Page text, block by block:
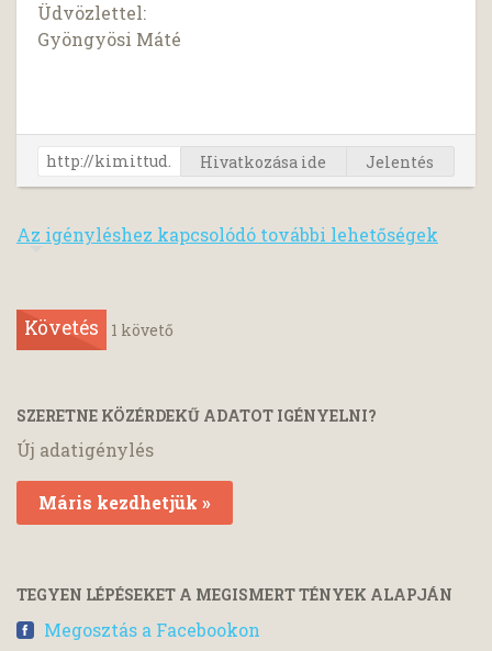
Üdvözlettel:
Gyöngyösi Máté
Hivatkozása ide Jelentés
Az igényléshez kapcsolódó további lehetőségek
Követés 1 követő
SZERETNE KÖZÉRDEKŰ ADATOT IGÉNYELNI?
Új adatigénylés
Máris kezdhetjük »
TEGYEN LÉPÉSEKET A MEGISMERT TÉNYEK ALAPJÁN
Megosztás a Facebookon